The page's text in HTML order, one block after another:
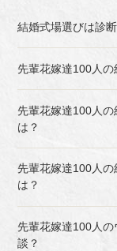
結婚式場選びは診
先輩花嫁達100人
先輩花嫁達100人の
は？
先輩花嫁達100人
は？
先輩花嫁達100人
談？